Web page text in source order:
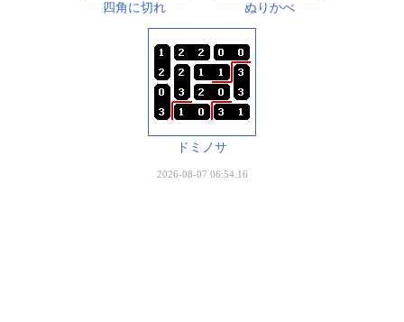
四角に切れ ぬりかべ
ドミノサ
2026-08-07 06:54:16